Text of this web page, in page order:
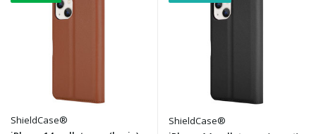
ShieldCase®
ShieldCase®